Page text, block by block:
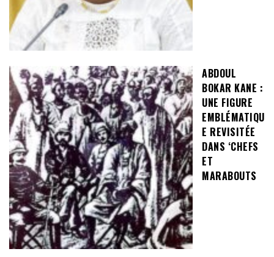
ABDOUL
BOKAR KANE :
UNE FIGURE
EMBLÉMATIQU
E REVISITÉE
DANS ‘CHEFS
ET
MARABOUTS